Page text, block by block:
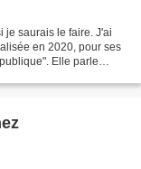
je saurais le faire. J'ai
en 2020, pour ses
Elle parle